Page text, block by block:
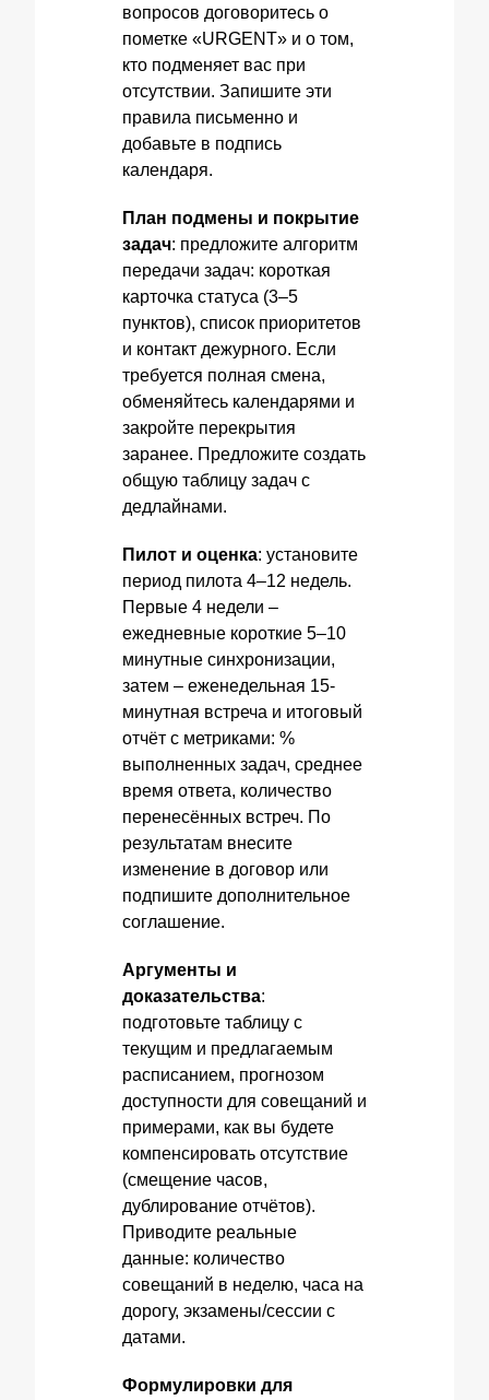
вопросов договоритесь о
пометке «URGENT» и о том,
кто подменяет вас при
отсутствии. Запишите эти
правила письменно и
добавьте в подпись
календаря.
План подмены и покрытие
задач: предложите алгоритм
передачи задач: короткая
карточка статуса (3–5
пунктов), список приоритетов
и контакт дежурного. Если
требуется полная смена,
обменяйтесь календарями и
закройте перекрытия
заранее. Предложите создать
общую таблицу задач с
дедлайнами.
Пилот и оценка: установите
период пилота 4–12 недель.
Первые 4 недели –
ежедневные короткие 5–10
минутные синхронизации,
затем – еженедельная 15-
минутная встреча и итоговый
отчёт с метриками: %
выполненных задач, среднее
время ответа, количество
перенесённых встреч. По
результатам внесите
изменение в договор или
подпишите дополнительное
соглашение.
Аргументы и
доказательства:
подготовьте таблицу с
текущим и предлагаемым
расписанием, прогнозом
доступности для совещаний и
примерами, как вы будете
компенсировать отсутствие
(смещение часов,
дублирование отчётов).
Приводите реальные
данные: количество
совещаний в неделю, часа на
дорогу, экзамены/сессии с
датами.
Формулировки для